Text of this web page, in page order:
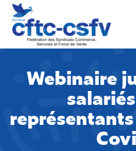
Webinaire